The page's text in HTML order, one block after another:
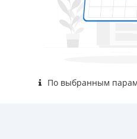
По выбранным